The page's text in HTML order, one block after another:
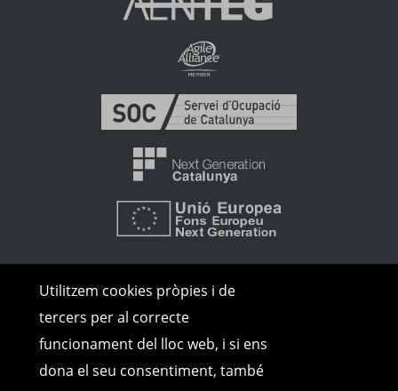
Utilitzem cookies pròpies i de
tercers per al correcte
funcionament del lloc web, i si ens
dona el seu consentiment, també
© Copyright 2026 | Tots els drets
reservats |Avís Legal|Política de